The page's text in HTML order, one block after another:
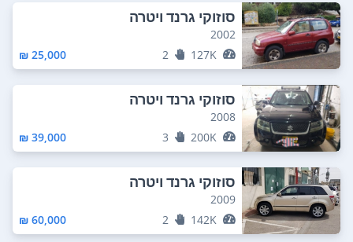
סוזוקי גרנד ויטרה
2002
127K
2
25,000 ₪
סוזוקי גרנד ויטרה
2008
200K
3
39,000 ₪
סוזוקי גרנד ויטרה
2009
142K
2
60,000 ₪